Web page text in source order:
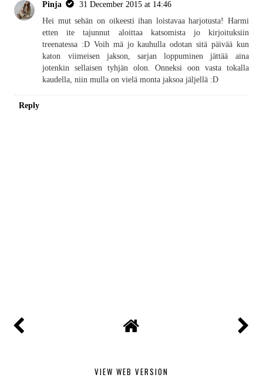
Pinja
31 December 2015 at 14:46
Hei mut sehän on oikeesti ihan loistavaa harjotusta! Harmi
etten ite tajunnut aloittaa katsomista jo kirjoituksiin
treenatessa :D Voih mä jo kauhulla odotan sitä päivää kun
katon viimeisen jakson, sarjan loppuminen jättää aina
jotenkin sellaisen tyhjän olon. Onneksi oon vasta tokalla
kaudella, niin mulla on vielä monta jaksoa jäljellä :D
Reply
VIEW WEB VERSION